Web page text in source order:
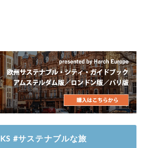
#サステナブルな旅